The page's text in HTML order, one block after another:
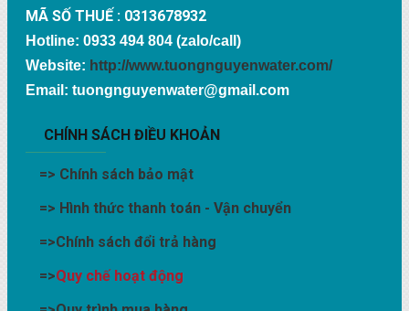
MÃ SỐ THUẾ : 0313678932
Hotline: 0933 494 804 (zalo/call)
Website: http://www.tuongnguyenwater.com/
Email: tuongnguyenwater@gmail.com
CHÍNH SÁCH ĐIỀU KHOẢN
=> Chính sách bảo mật
=> Hình thức thanh toán - Vận chuyển
=>Chính sách đổi trả hàng
=>Quy chế hoạt động